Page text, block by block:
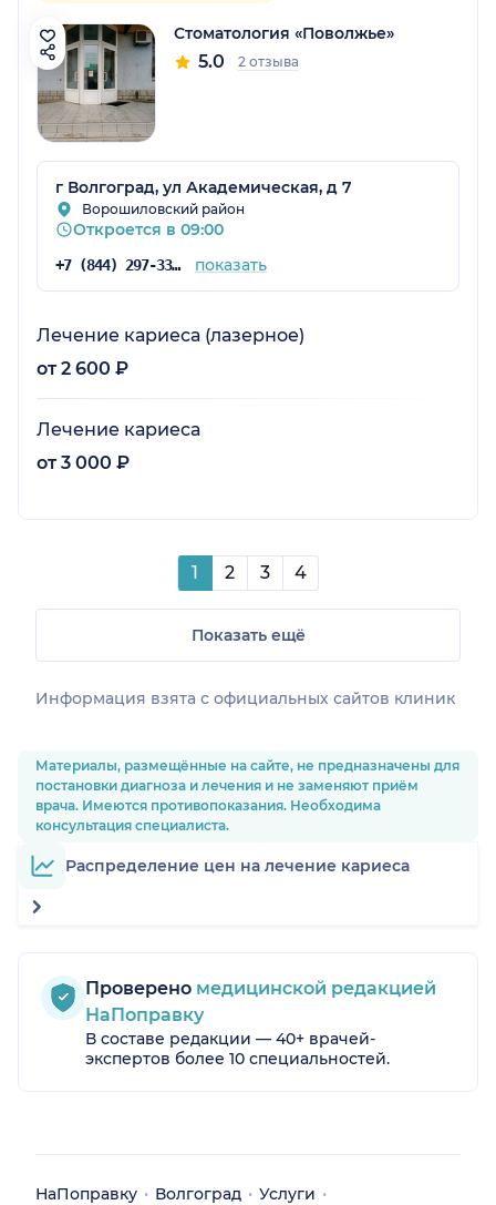
Стоматология «Поволжье»
5.0 2 отзыва
г Волгоград, ул Академическая, д 7
Ворошиловский район
Откроется в 09:00
+7 (844) 297-33-33 показать
Лечение кариеса (лазерное)
от 2 600 ₽
Лечение кариеса
от 3 000 ₽
1 2 3 4
Показать ещё
Информация взята c официальных сайтов клиник
Материалы, размещённые на сайте, не предназначены для
постановки диагноза и лечения и не заменяют приём
врача. Имеются противопоказания. Необходима
консультация специалиста.
Распределение цен на лечение кариеса
Проверено медицинской редакцией
НаПоправку
В составе редакции — 40+ врачей-
экспертов более 10 специальностей.
НаПоправку Волгоград Услуги